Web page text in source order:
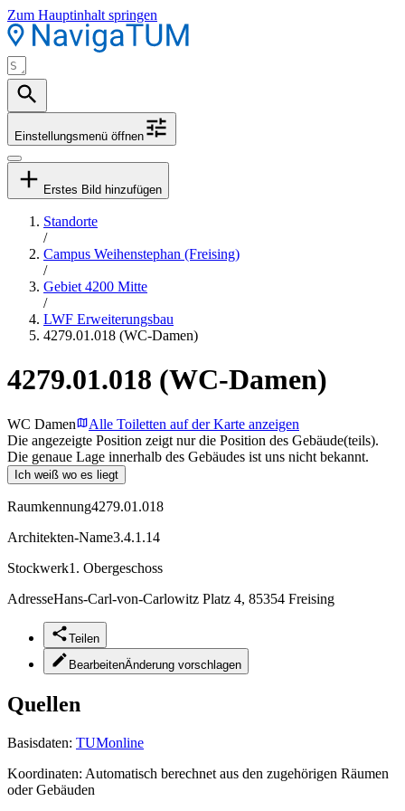
Zum Hauptinhalt springen
Einstellungsmenü öffnen
Erstes Bild hinzufügen
Standorte
/
Campus Weihenstephan (Freising)
/
Gebiet 4200 Mitte
/
LWF Erweiterungsbau
4279.01.018 (WC-Damen)
4279.01.018 (WC-Damen)
WC Damen
Alle Toiletten auf der Karte anzeigen
Die angezeigte Position zeigt nur die Position des Gebäude(teils).
Die genaue Lage innerhalb des Gebäudes ist uns nicht bekannt.
Ich weiß wo es liegt
Raumkennung4279.01.018
Architekten-Name3.4.1.14
Stockwerk1. Obergeschoss
AdresseHans-Carl-von-Carlowitz Platz 4, 85354 Freising
Teilen
BearbeitenÄnderung vorschlagen
Quellen
Basisdaten: TUMonline
Koordinaten: Automatisch berechnet aus den zugehörigen Räumen
oder Gebäuden